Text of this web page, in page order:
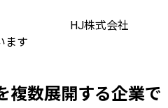
HJ株式会社
ます
複数展開する企業で